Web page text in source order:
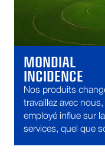
MONDIAL
INCIDENCE
Nos produits
travaillez avec
employé influe sur
services, quel que